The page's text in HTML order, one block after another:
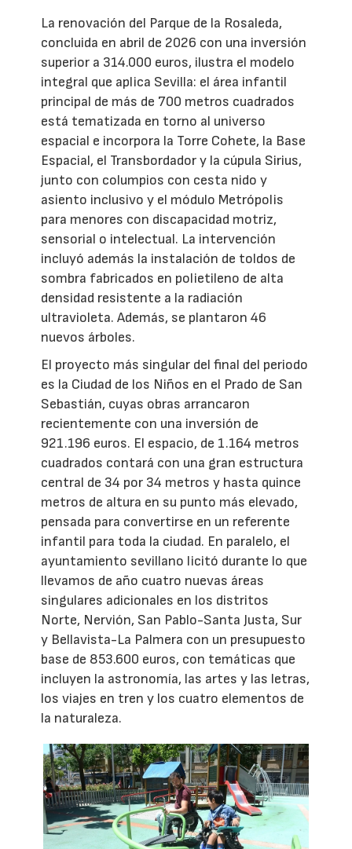
La renovación del Parque de la Rosaleda,
concluida en abril de 2026 con una inversión
superior a 314.000 euros, ilustra el modelo
integral que aplica Sevilla: el área infantil
principal de más de 700 metros cuadrados
está tematizada en torno al universo
espacial e incorpora la Torre Cohete, la Base
Espacial, el Transbordador y la cúpula Sirius,
junto con columpios con cesta nido y
asiento inclusivo y el módulo Metrópolis
para menores con discapacidad motriz,
sensorial o intelectual. La intervención
incluyó además la instalación de toldos de
sombra fabricados en polietileno de alta
densidad resistente a la radiación
ultravioleta. Además, se plantaron 46
nuevos árboles.
El proyecto más singular del final del periodo
es la Ciudad de los Niños en el Prado de San
Sebastián, cuyas obras arrancaron
recientemente con una inversión de
921.196 euros. El espacio, de 1.164 metros
cuadrados contará con una gran estructura
central de 34 por 34 metros y hasta quince
metros de altura en su punto más elevado,
pensada para convertirse en un referente
infantil para toda la ciudad. En paralelo, el
ayuntamiento sevillano licitó durante lo que
llevamos de año cuatro nuevas áreas
singulares adicionales en los distritos
Norte, Nervión, San Pablo-Santa Justa, Sur
y Bellavista-La Palmera con un presupuesto
base de 853.600 euros, con temáticas que
incluyen la astronomía, las artes y las letras,
los viajes en tren y los cuatro elementos de
la naturaleza.